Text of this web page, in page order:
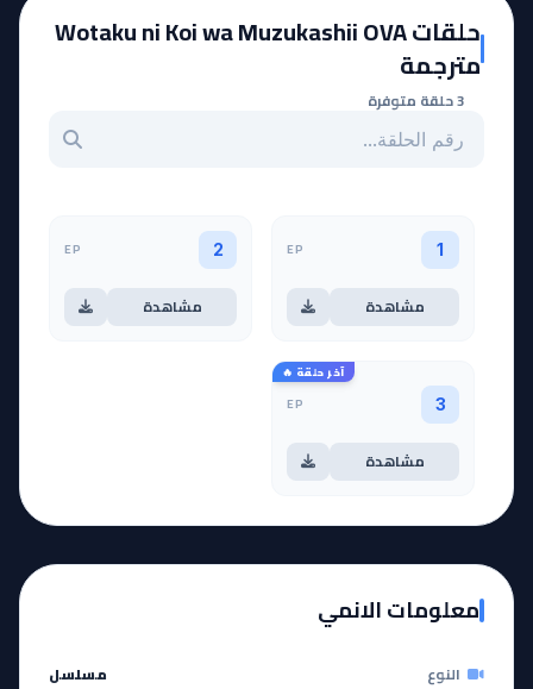
حلقات Wotaku ni Koi wa Muzukashii OVA
مترجمة
3 حلقة متوفرة
بحث عن حلقة بالرقم
1
EP
مشاهدة
2
EP
مشاهدة
آخر حلقة 🔥
3
EP
مشاهدة
معلومات الانمي
النوع مسلسل